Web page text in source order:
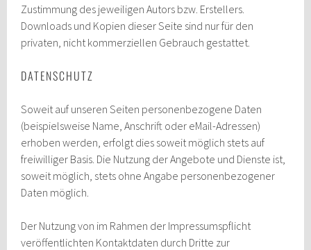
Zustimmung des jeweiligen Autors bzw. Erstellers.
Downloads und Kopien dieser Seite sind nur für den
privaten, nicht kommerziellen Gebrauch gestattet.
DATENSCHUTZ
Soweit auf unseren Seiten personenbezogene Daten
(beispielsweise Name, Anschrift oder eMail-Adressen)
erhoben werden, erfolgt dies soweit möglich stets auf
freiwilliger Basis. Die Nutzung der Angebote und Dienste ist,
soweit möglich, stets ohne Angabe personenbezogener
Daten möglich.
Der Nutzung von im Rahmen der Impressumspflicht
veröffentlichten Kontaktdaten durch Dritte zur